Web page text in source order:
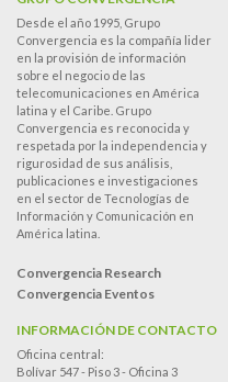
Desde el año 1995, Grupo
Convergencia es la compañía lider
en la provisión de información
sobre el negocio de las
telecomunicaciones en América
latina y el Caribe. Grupo
Convergencia es reconocida y
respetada por la independencia y
rigurosidad de sus análisis,
publicaciones e investigaciones
en el sector de Tecnologías de
Información y Comunicación en
América latina.
Convergencia Research
Convergencia Eventos
INFORMACIÓN DE CONTACTO
Oficina central:
Bolívar 547 - Piso 3 - Oficina 3